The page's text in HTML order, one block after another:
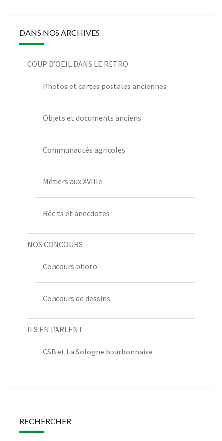
DANS NOS ARCHIVES
COUP D’OEIL DANS LE RETRO
Photos et cartes postales anciennes
Objets et documents anciens
Communautés agricoles
Métiers aux XVIIIe
Récits et anecdotes
NOS CONCOURS
Concours photo
Concours de dessins
ILS EN PARLENT
CSB et La Sologne bourbonnaise
RECHERCHER